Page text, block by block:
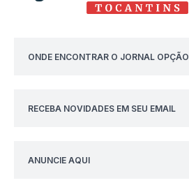
ONDE ENCONTRAR O JORNAL OPÇÃO
RECEBA NOVIDADES EM SEU EMAIL
ANUNCIE AQUI